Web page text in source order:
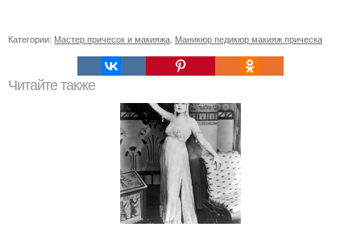
Категории: Мастер причесок и макияжа Маникюр педикюр макияж прическа
Читайте также